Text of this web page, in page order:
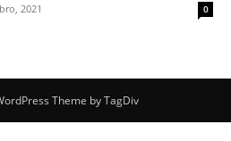
2021 0
Theme by TagDiv